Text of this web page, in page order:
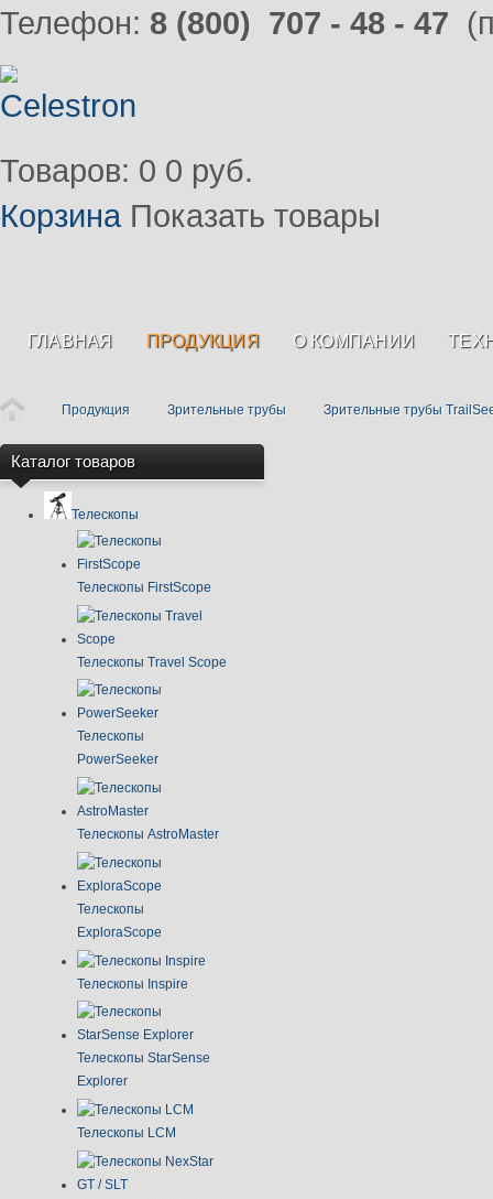
Телефон: 8 (800) 707 - 48 - 47
Товаров: 0 0 руб.
Корзина Показать товары
ГЛАВНАЯ ПРОДУКЦИЯ О КОМПАНИИ
Продукция Зрительные трубы Зрительные трубы
Каталог товаров
Телескопы
Телескопы FirstScope
Телескопы Travel Scope
Телескопы
PowerSeeker
Телескопы AstroMaster
Телескопы
ExploraScope
Телескопы Inspire
Телескопы StarSense
Explorer
Телескопы LCM